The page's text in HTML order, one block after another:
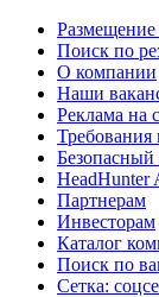
Размещение
Поиск по
О компании
Наши
Реклама на
Безопасный
HeadHunter
Партнерам
Инвесторам
Каталог
Поиск по
Сетка: